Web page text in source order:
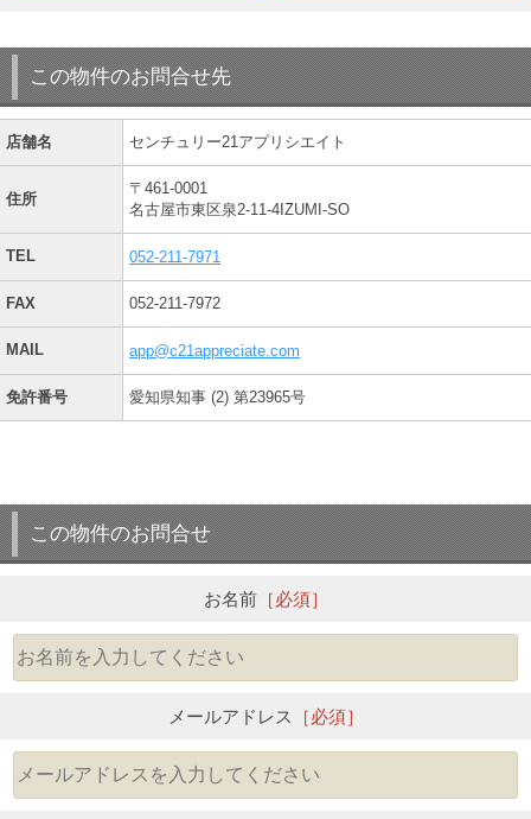
この物件のお問合せ先
店舗名 センチュリー21アプリシエイト
住所
〒461-0001
名古屋市東区泉2-11-4IZUMI-SO
TEL 052-211-7971
FAX 052-211-7972
MAIL app@c21appreciate.com
免許番号 愛知県知事 (2) 第23965号
この物件のお問合せ
お名前［必須］
メールアドレス ［必須］